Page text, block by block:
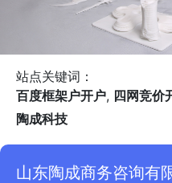
站点关键词：
百度框架户开户, 四网竞价
陶成科技
山东陶成商务咨询有